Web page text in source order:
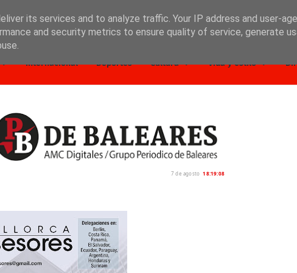
Internacional Deportes Cultura Vida y estilo
7 de agosto 18:19:10
its services and to analyze traffic. Your IP address and user-
and security metrics to ensure quality of service, generate